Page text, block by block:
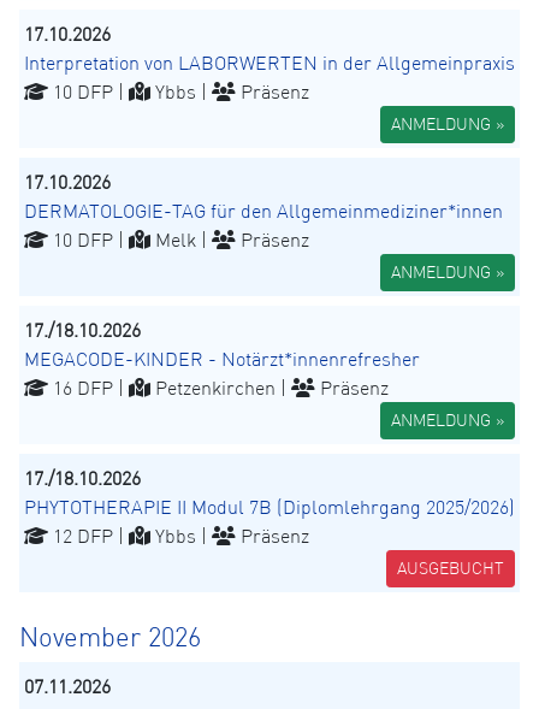
17.10.2026
Interpretation von LABORWERTEN in der Allgemeinpraxis
10 DFP |
Ybbs | Präsenz
ANMELDUNG »
17.10.2026
DERMATOLOGIE-TAG für den Allgemeinmediziner*innen
10 DFP |
Melk | Präsenz
ANMELDUNG »
17./18.10.2026
MEGACODE-KINDER - Notärzt*innenrefresher
16 DFP |
Petzenkirchen | Präsenz
ANMELDUNG »
17./18.10.2026
PHYTOTHERAPIE II Modul 7B (Diplomlehrgang 2025/2026)
12 DFP |
Ybbs | Präsenz
AUSGEBUCHT
November 2026
07.11.2026